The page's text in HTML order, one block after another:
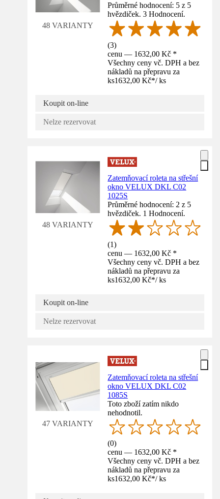
48 VARIANTY
Průměrné hodnocení: 5 z 5
hvězdiček. 3 Hodnocení.
(3)
cenu — 1632,00 Kč *
Všechny ceny vč. DPH a bez
nákladů na přepravu za
ks1632,00 Kč*/ ks
Koupit on-line
Nelze rezervovat
48 VARIANTY
Zatemňovací roleta na střešní
okno VELUX DKL C02
1025S
Průměrné hodnocení: 2 z 5
hvězdiček. 1 Hodnocení.
(1)
cenu — 1632,00 Kč *
Všechny ceny vč. DPH a bez
nákladů na přepravu za
ks1632,00 Kč*/ ks
Koupit on-line
Nelze rezervovat
47 VARIANTY
Zatemňovací roleta na střešní
okno VELUX DKL C02
1085S
Toto zboží zatím nikdo
nehodnotil.
(0)
cenu — 1632,00 Kč *
Všechny ceny vč. DPH a bez
nákladů na přepravu za
ks1632,00 Kč*/ ks